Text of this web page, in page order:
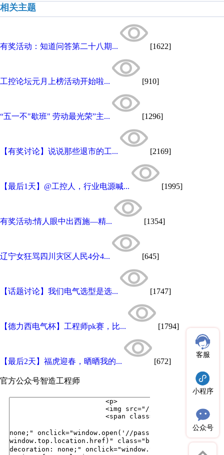
相关主题
有奖活动：知道问答第二十八期... [1622]
工控论坛元月上榜活动开始啦... [910]
“五一不"歇班" 劳动最光荣”主... [1296]
【有奖讨论】说说那些退市的工... [2169]
【最后1天】@工控人，行业电源喊... [1995]
有奖活动:情人眼中出西施—精... [1354]
辽宁女狂骂四川灾区人民4分4... [645]
【话题讨论】我们电气选型是选... [1747]
【德力西电气杯】工程师pk赛，比... [1794]
【最后2天】福虎迎春，晒晒我的... [672]
官方公众号智造工程师
客服
小程序
公众号